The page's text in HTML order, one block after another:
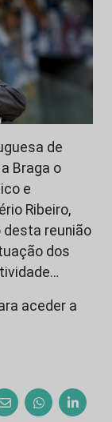
de
Braga o
e
Ribeiro,
desta reunião
dos
aceder a